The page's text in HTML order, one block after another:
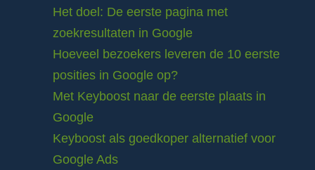
Het doel: De eerste pagina met
zoekresultaten in Google
Hoeveel bezoekers leveren de 10 eerste
posities in Google op?
Met Keyboost naar de eerste plaats in
Google
Keyboost als goedkoper alternatief voor
Google Ads